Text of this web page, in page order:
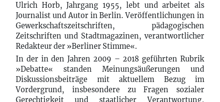
Ulrich Horb, Jahrgang 1955, lebt und arbeitet als
Journalist und Autor in Berlin. Veröffentlichungen in
Gewerkschaftszeitschriften, pädagogischen
Zeitschriften und Stadtmagazinen, verantwortlicher
Redakteur der »Berliner Stimme«.
In der in den Jahren 2009 – 2018 geführten Rubrik
»Debatte« standen Meinungsäußerungen und
Diskussionsbeiträge mit aktuellem Bezug im
Vordergrund, insbesondere zu Fragen sozialer
Gerechtigkeit und staatlicher Verantwortung,